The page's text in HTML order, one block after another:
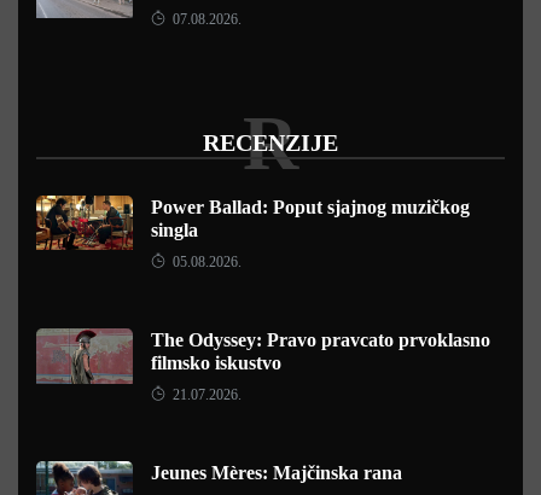
07.08.2026.
RECENZIJE
R
Power Ballad: Poput sjajnog muzičkog
singla
05.08.2026.
The Odyssey: Pravo pravcato prvoklasno
filmsko iskustvo
21.07.2026.
Jeunes Mères: Majčinska rana